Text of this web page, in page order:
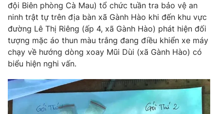
Tư vấn
Chuyên mục khác
Emagazine Podcast
Photo
Video
đội Biên phòng Cà Mau) tổ chức tuần tra bảo vệ an
ninh trật tự trên địa bàn xã Gành Hào khi đến khu vực
đường Lê Thị Riêng (ấp 4, xã Gành Hào) phát hiện đối
tượng mặc áo thun màu trắng đang điều khiển xe máy
chạy về hướng dòng xoay Mũi Dùi (xã Gành Hào) có
biểu hiện nghi vấn.